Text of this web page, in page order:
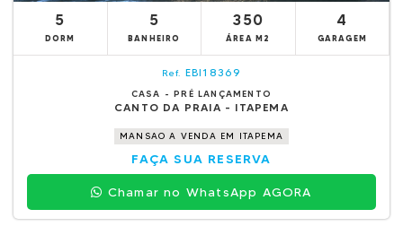
5
DORM
5
BANHEIRO
350
ÁREA M2
4
GARAGEM
Ref. EBI18369
CASA - PRÉ LANÇAMENTO
CANTO DA PRAIA - ITAPEMA
MANSAO A VENDA EM ITAPEMA
FAÇA SUA RESERVA
Chamar no WhatsApp AGORA